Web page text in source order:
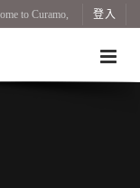
to Curamo, 登入